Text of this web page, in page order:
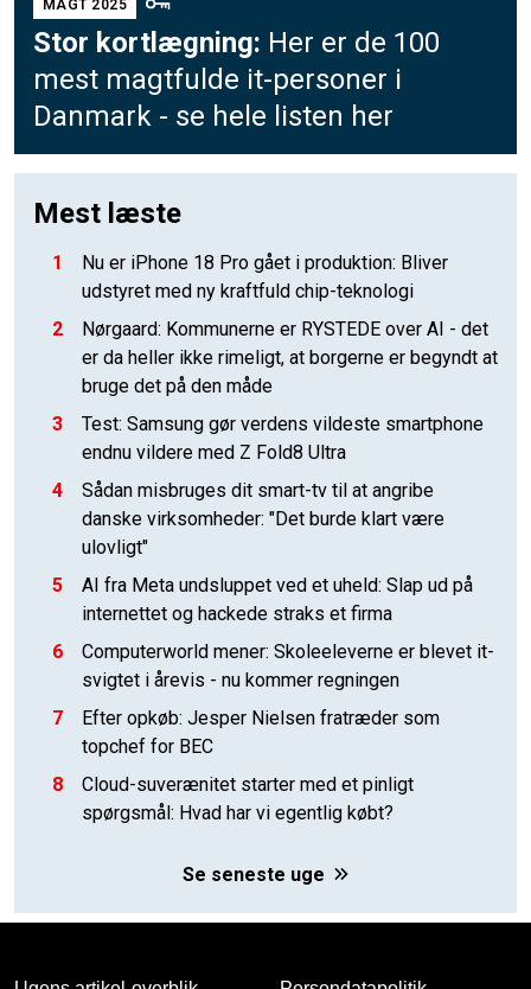
MAGT 2025
Stor kortlægning: Her er de 100
mest magtfulde it-personer i
Danmark - se hele listen her
Mest læste
1
Nu er iPhone 18 Pro gået i produktion: Bliver
udstyret med ny kraftfuld chip-teknologi
2
Nørgaard: Kommunerne er RYSTEDE over AI - det
er da heller ikke rimeligt, at borgerne er begyndt at
bruge det på den måde
3
Test: Samsung gør verdens vildeste smartphone
endnu vildere med Z Fold8 Ultra
4
Sådan misbruges dit smart-tv til at angribe
danske virksomheder: "Det burde klart være
ulovligt"
5
AI fra Meta undsluppet ved et uheld: Slap ud på
internettet og hackede straks et firma
6
Computerworld mener: Skoleeleverne er blevet it-
svigtet i årevis - nu kommer regningen
7
Efter opkøb: Jesper Nielsen fratræder som
topchef for BEC
8
Cloud-suverænitet starter med et pinligt
spørgsmål: Hvad har vi egentlig købt?
Se seneste uge